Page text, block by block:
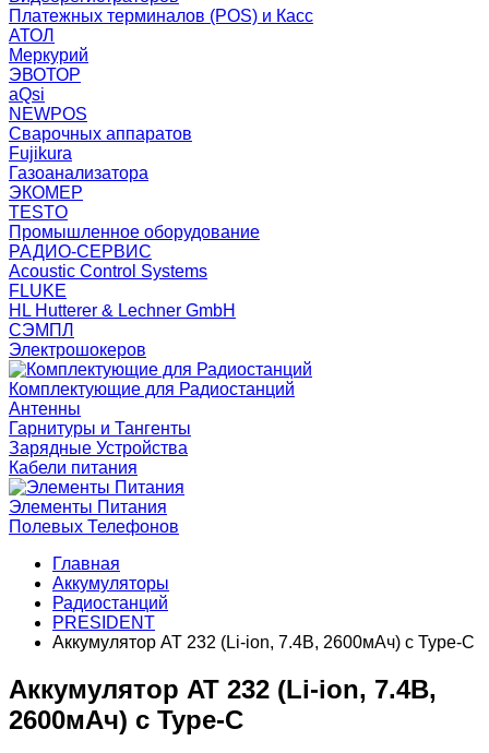
Платежных терминалов (POS) и Касс
АТОЛ
Меркурий
ЭВОТОР
aQsi
NEWPOS
Сварочных аппаратов
Fujikura
Газоанализатора
ЭКОМЕР
TESTO
Промышленное оборудование
РАДИО-СЕРВИС
Acoustic Control Systems
FLUKE
HL Hutterer & Lechner GmbH
СЭМПЛ
Электрошокеров
Комплектующие для Радиостанций
Антенны
Гарнитуры и Тангенты
Зарядные Устройства
Кабели питания
Элементы Питания
Полевых Телефонов
Главная
Аккумуляторы
Радиостанций
PRESIDENT
Аккумулятор AT 232 (Li-ion, 7.4В, 2600мАч) с Type-C
Аккумулятор AT 232 (Li-ion, 7.4В,
2600мАч) с Type-C